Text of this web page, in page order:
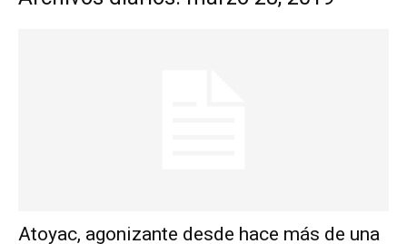
Atoyac, agonizante desde hace más de una